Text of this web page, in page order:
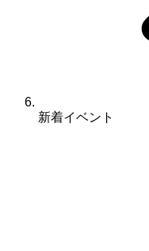
新着イベント